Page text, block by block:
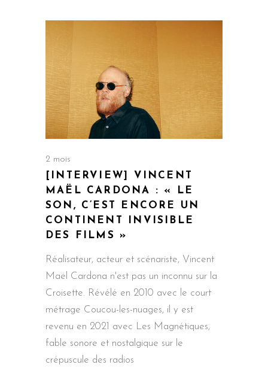
2 mois
[INTERVIEW] VINCENT
MAËL CARDONA : « LE
SON, C’EST ENCORE UN
CONTINENT INVISIBLE
DES FILMS »
Réalisateur, acteur et scénariste, Vincent
Maël Cardona n'est pas un inconnu sur la
Croisette. Révélé en 2010 avec le court
métrage Coucou-les-nuages, il y est
revenu en 2021 avec Les Magnétiques,
fable sonore et nostalgique sur le
crépuscule des radios